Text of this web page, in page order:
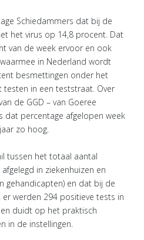
Schiedammers dat bij de
het virus op 14,8 procent. Dat
van de week ervoor en ook
in Nederland wordt
besmettingen onder het
in een teststraat. Over
de GGD – van Goeree
dat percentage afgelopen week
zo hoog.
tussen het totaal aantal
in ziekenhuizen en
gehandicapten) en dat bij de
er werden 294 positieve tests in
duidt op het praktisch
in de instellingen.